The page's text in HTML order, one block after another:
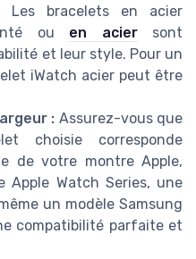
Les bracelets en acier
ou en aciersont
et leur style. Pour un
iWatch acier peut être
: Assurez-vous que
choisie corresponde
de votre montre Apple,
Watch Series, une
un modèle Samsung
compatibilité parfaite et